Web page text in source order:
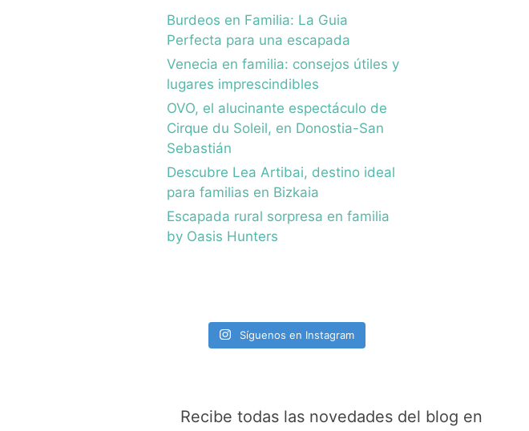
Burdeos en Familia: La Guia
Perfecta para una escapada
Venecia en familia: consejos útiles y
lugares imprescindibles
OVO, el alucinante espectáculo de
Cirque du Soleil, en Donostia-San
Sebastián
Descubre Lea Artibai, destino ideal
para familias en Bizkaia
Escapada rural sorpresa en familia
by Oasis Hunters
Síguenos en Instagram
Recibe todas las novedades del blog en